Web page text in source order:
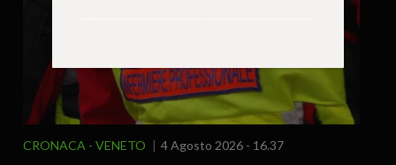
CRONACA VENETO 4 Agosto 2026 - 16.37